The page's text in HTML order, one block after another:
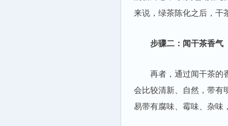
来说，绿茶陈化之后，干
步骤二：闻干茶香气
再者，通过闻干茶的香
会比较清新、自然，带有
易带有腐味、霉味、杂味